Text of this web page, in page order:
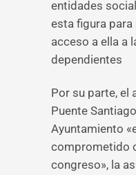
entidades
esta figura
acceso a ella a
dependientes
Por su parte, el
Puente
Ayuntamiento
comprometido
congreso», la